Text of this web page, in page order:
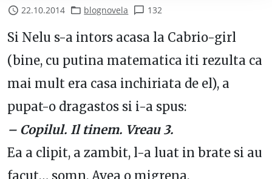
22.10.2014 blognovela 132
Si Nelu s-a intors acasa la Cabrio-girl
(bine, cu putina matematica iti rezulta ca
mai mult era casa inchiriata de el), a
pupat-o dragastos si i-a spus:
– Copilul. Il tinem. Vreau 3.
Ea a clipit, a zambit, l-a luat in brate si au
facut… somn. Avea o migrena.